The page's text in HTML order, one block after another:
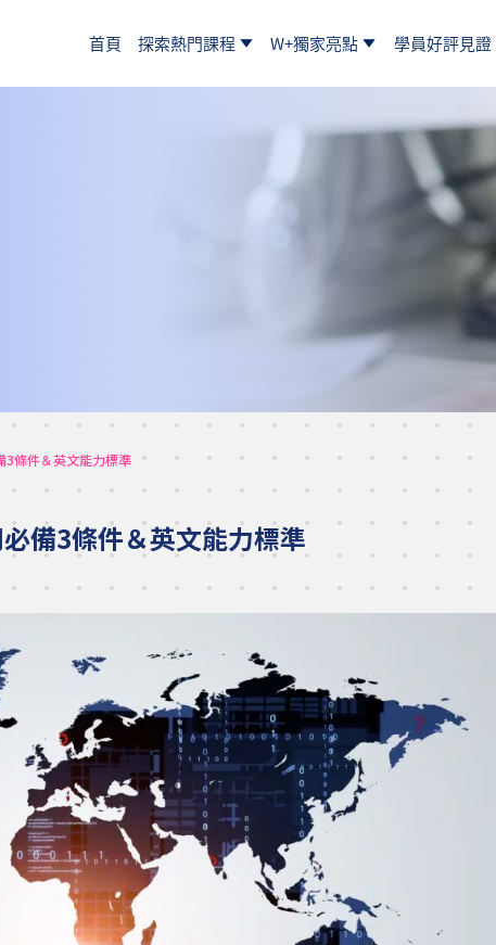
首頁 探索熱門課程 W+獨家亮點 學員好評見證
3條件＆英文能力標準
備3條件＆英文能力標準